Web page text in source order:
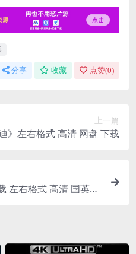
分享 收藏 点赞(0)
上一篇
》左右格式 高清 网盘 下载
左右格式 高清 国英双